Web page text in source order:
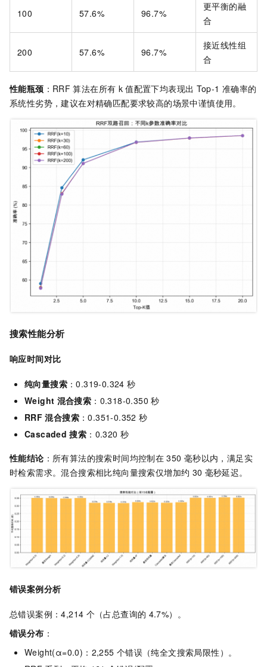
100 57.6% 96.7%
更平衡的融
合
200 57.6% 96.7%
接近线性组
合
性能瓶颈 ：RRF 算法在所有 k 值配置下均表现出 Top-1 准确率的
系统性劣势，建议在对精确匹配要求较高的场景中谨慎使用。
搜索性能分析
响应时间对比
纯向量搜索 ：0.319-0.324 秒
Weight 混合搜索 ：0.318-0.350 秒
RRF 混合搜索 ：0.351-0.352 秒
Cascaded 搜索 ：0.320 秒
性能结论 ：所有算法的搜索时间均控制在 350 毫秒以内，满足实
时检索需求。混合搜索相比纯向量搜索仅增加约 30 毫秒延迟。
错误案例分析
总错误案例：4,214 个（占总查询的 4.7%）。
错误分布 ：
Weight(α=0.0)：2,255 个错误（纯全文搜索局限性）。